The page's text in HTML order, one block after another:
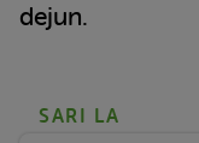
dejun.
SARI LA